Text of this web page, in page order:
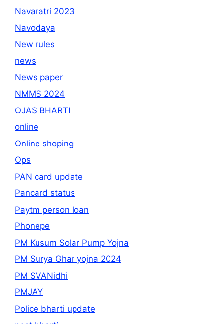
Navaratri 2023
Navodaya
New rules
news
News paper
NMMS 2024
OJAS BHARTI
online
Online shoping
Ops
PAN card update
Pancard status
Paytm person loan
Phonepe
PM Kusum Solar Pump Yojna
PM Surya Ghar yojna 2024
PM SVANidhi
PMJAY
Police bharti update